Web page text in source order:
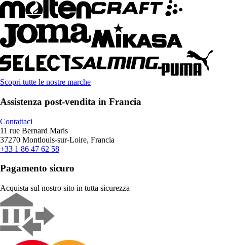
Scopri tutte le nostre marche
Assistenza post-vendita in Francia
Contattaci
11 rue Bernard Maris
37270 Montlouis-sur-Loire, Francia
+33 1 86 47 62 58
Pagamento sicuro
Acquista sul nostro sito in tutta sicurezza